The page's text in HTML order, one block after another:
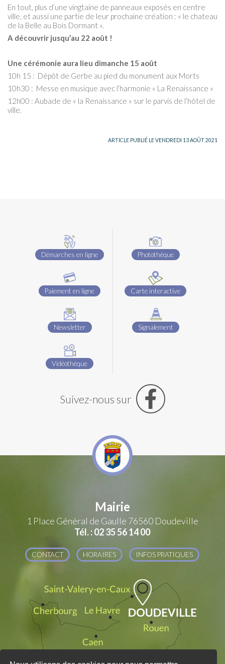
En tout, plus d’une vingtaine de panneaux exposés en centre
ville, et aussi une partie de leur prochaine création : « le chateau
de la Belle au Bois Dormant ».
A découvrir jusqu’au 22 août !
Une cérémonie aura lieu dimanche 15 août
10h 15 : Dépôt de Gerbe au pied du monument aux Morts
10h30 : Messe en musique avec l’harmonie « La Renaissance »
12h00 : Aubade de « la Renaissance » sur le parvis de l’hôtel de
ville.
ARTICLE PUBLIÉ LE VENDREDI 13 AOÛT 2021
Démarches en ligne
Paiement en ligne
Newsletter
Vidéothèque
Photothèque
Carte interactive
Signalement
Suivez-nous sur
Mairie
1 Place Général de Gaulle 76560 Doudeville
Tél. : 02 35 56 14 00
CONTACT HORAIRES INFOS PRATIQUES